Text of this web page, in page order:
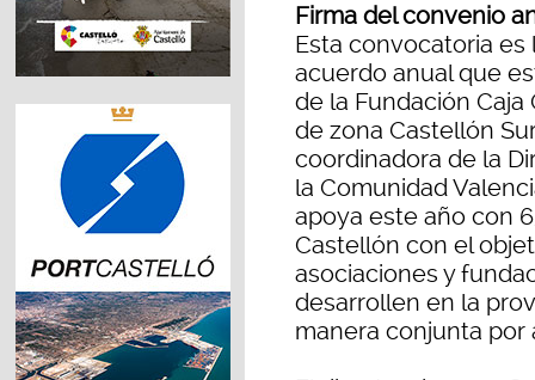
Firma del convenio
Esta convocatoria
acuerdo anual que
de la Fundación
de zona Castellón
coordinadora de la
la Comunidad
apoya este año con
Castellón con el
asociaciones y
desarrollen en la
manera conjunta por